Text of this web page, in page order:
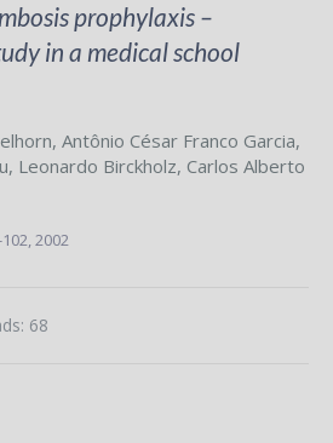
prophylaxis –
in a medical school
, Antônio César Franco Garcia,
, Leonardo Birckholz, Carlos Alberto
2002
68